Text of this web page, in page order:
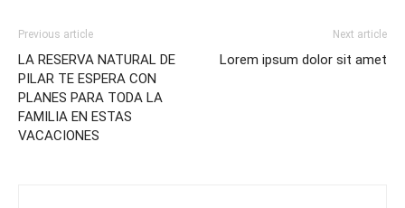
Previous article
LA RESERVA NATURAL DE
PILAR TE ESPERA CON
PLANES PARA TODA LA
FAMILIA EN ESTAS
VACACIONES
Next article
Lorem ipsum dolor sit amet